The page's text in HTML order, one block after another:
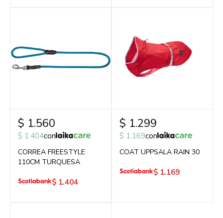
$ 1.560
$ 1.404con
CORREA FREESTYLE
110CM TURQUESA
$ 1.404
$ 1.299
$ 1.169con
COAT UPPSALA RAIN 30
$ 1.169